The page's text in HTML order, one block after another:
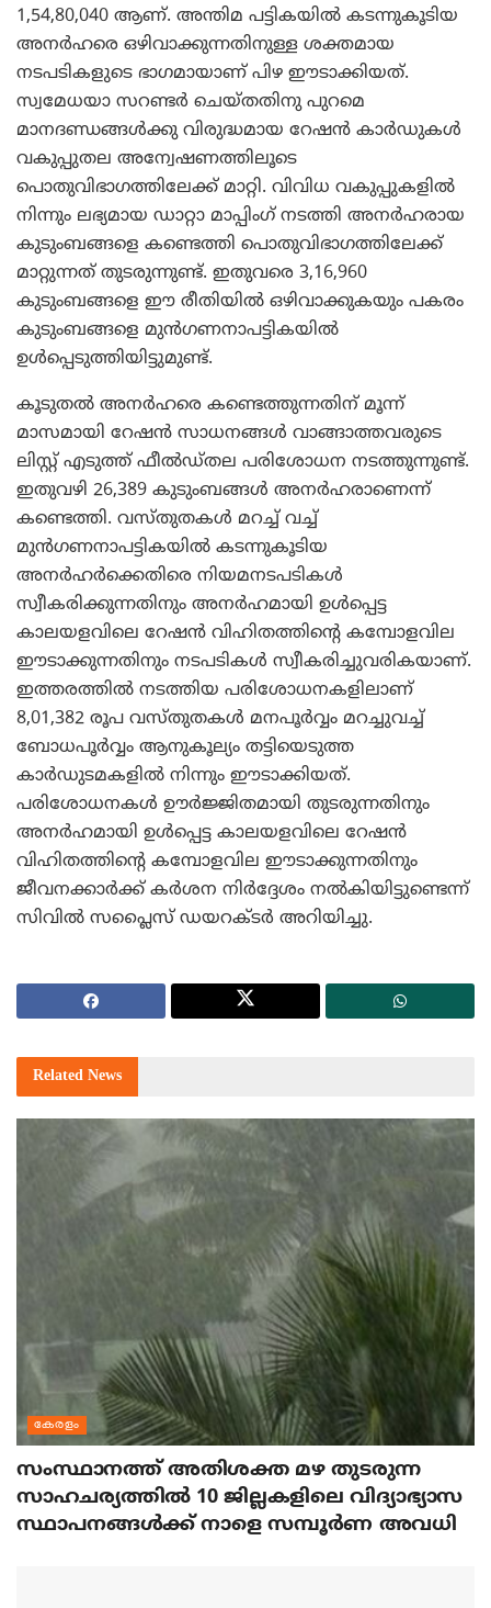
1,54,80,040 ആണ്. അന്തിമ പട്ടികയില്‍ കടന്നുകൂടിയ
അനര്‍ഹരെ ഒഴിവാക്കുന്നതിനുള്ള ശക്തമായ
നടപടികളുടെ ഭാഗമായാണ് പിഴ ഈടാക്കിയത്.
സ്വമേധയാ സറണ്ടര്‍ ചെയ്തതിനു പുറമെ
മാനദണ്ഡങ്ങള്‍ക്കു വിരുദ്ധമായ റേഷന്‍ കാര്‍ഡുകള്‍
വകുപ്പുതല അന്വേഷണത്തിലൂടെ
പൊതുവിഭാഗത്തിലേക്ക് മാറ്റി. വിവിധ വകുപ്പുകളില്‍
നിന്നും ലഭ്യമായ ഡാറ്റാ മാപ്പിംഗ് നടത്തി അനര്‍ഹരായ
കുടുംബങ്ങളെ കണ്ടെത്തി പൊതുവിഭാഗത്തിലേക്ക്
മാറ്റുന്നത് തുടരുന്നുണ്ട്. ഇതുവരെ 3,16,960
കുടുംബങ്ങളെ ഈ രീതിയില്‍ ഒഴിവാക്കുകയും പകരം
കുടുംബങ്ങളെ മുന്‍ഗണനാപട്ടികയില്‍
ഉള്‍പ്പെടുത്തിയിട്ടുമുണ്ട്.
കൂടുതല്‍ അനര്‍ഹരെ കണ്ടെത്തുന്നതിന് മൂന്ന്
മാസമായി റേഷന്‍ സാധനങ്ങള്‍ വാങ്ങാത്തവരുടെ
ലിസ്റ്റ് എടുത്ത് ഫീല്‍ഡ്തല പരിശോധന നടത്തുന്നുണ്ട്.
ഇതുവഴി 26,389 കുടുംബങ്ങള്‍ അനര്‍ഹരാണെന്ന്
കണ്ടെത്തി. വസ്തുതകള്‍ മറച്ച് വച്ച്
മുന്‍ഗണനാപട്ടികയില്‍ കടന്നുകൂടിയ
അനര്‍ഹര്‍ക്കെതിരെ നിയമനടപടികള്‍
സ്വീകരിക്കുന്നതിനും അനര്‍ഹമായി ഉള്‍പ്പെട്ട
കാലയളവിലെ റേഷന്‍ വിഹിതത്തിന്റെ കമ്പോളവില
ഈടാക്കുന്നതിനും നടപടികള്‍ സ്വീകരിച്ചുവരികയാണ്.
ഇത്തരത്തില്‍ നടത്തിയ പരിശോധനകളിലാണ്
8,01,382 രൂപ വസ്തുതകള്‍ മനപൂര്‍വ്വം മറച്ചുവച്ച്
ബോധപൂര്‍വ്വം ആനുകൂല്യം തട്ടിയെടുത്ത
കാര്‍ഡുടമകളില്‍ നിന്നും ഈടാക്കിയത്.
പരിശോധനകള്‍ ഊര്‍ജ്ജിതമായി തുടരുന്നതിനും
അനര്‍ഹമായി ഉള്‍പ്പെട്ട കാലയളവിലെ റേഷന്‍
വിഹിതത്തിന്റെ കമ്പോളവില ഈടാക്കുന്നതിനും
ജീവനക്കാര്‍ക്ക് കര്‍ശന നിര്‍ദ്ദേശം നല്‍കിയിട്ടുണ്ടെന്ന്
സിവില്‍ സപ്ലൈസ് ഡയറക്ടര്‍ അറിയിച്ചു.
Related News
കേരളം
സംസ്ഥാനത്ത് അതിശക്ത മഴ തുടരുന്ന
സാഹചര്യത്തിൽ 10 ജില്ലകളിലെ വിദ്യാഭ്യാസ
സ്ഥാപനങ്ങൾക്ക് നാളെ സമ്പൂർണ അവധി